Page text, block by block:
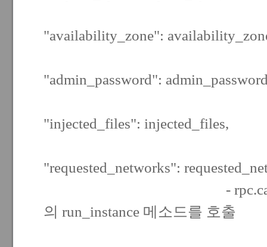
"availability_zone":
"admin_password":
"injected_files": injected_files,
"requested_networks":
- rpc.cast 로
의 run_instance 메소드를 호출